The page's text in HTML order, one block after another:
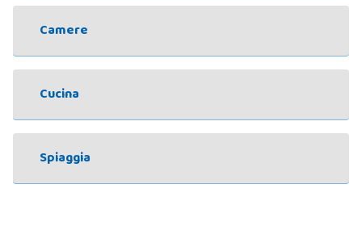
Camere
Cucina
Spiaggia